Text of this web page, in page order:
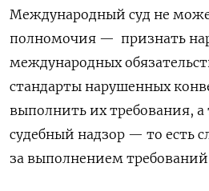
Международный суд не
полномочия — признать
международных
стандарты нарушенных
выполнить их требования,
судебный надзор — то есть
за выполнением требований